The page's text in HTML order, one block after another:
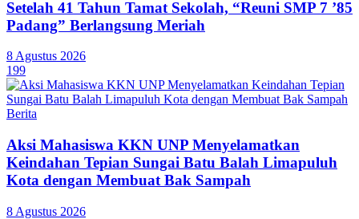
Setelah 41 Tahun Tamat Sekolah, “Reuni SMP 7 ’85
Padang” Berlangsung Meriah
8 Agustus 2026
199
Berita
Aksi Mahasiswa KKN UNP Menyelamatkan
Keindahan Tepian Sungai Batu Balah Limapuluh
Kota dengan Membuat Bak Sampah
8 Agustus 2026